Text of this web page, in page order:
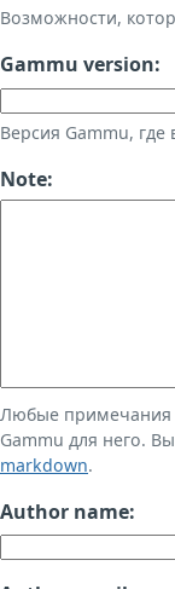
Возможности,
Gammu version:
Версия Gammu,
Note:
Любые примечания
Gammu для него.
markdown.
Author name: